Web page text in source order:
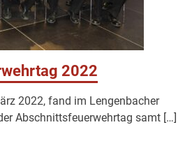
2022
2022, fand im Lengenbacher
Abschnittsfeuerwehrtag samt […]